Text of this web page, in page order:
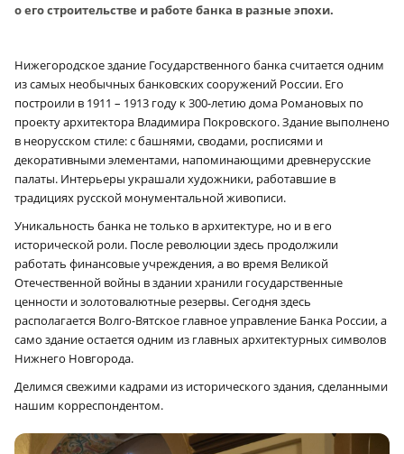
о его строительстве и работе банка в разные эпохи.
Нижегородское здание Государственного банка считается одним
из самых необычных банковских сооружений России. Его
построили в 1911 – 1913 году к 300-летию дома Романовых по
проекту архитектора Владимира Покровского. Здание выполнено
в неорусском стиле: с башнями, сводами, росписями и
декоративными элементами, напоминающими древнерусские
палаты. Интерьеры украшали художники, работавшие в
традициях русской монументальной живописи.
Уникальность банка не только в архитектуре, но и в его
исторической роли. После революции здесь продолжили
работать финансовые учреждения, а во время Великой
Отечественной войны в здании хранили государственные
ценности и золотовалютные резервы. Сегодня здесь
располагается Волго-Вятское главное управление Банка России, а
само здание остается одним из главных архитектурных символов
Нижнего Новгорода.
Делимся свежими кадрами из исторического здания, сделанными
нашим корреспондентом.